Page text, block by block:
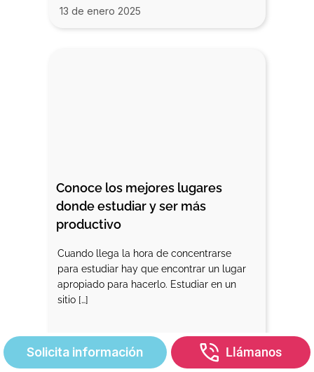
Solicita información Llámanos
13 de enero 2025
Conoce los mejores lugares
donde estudiar y ser más
productivo
Cuando llega la hora de concentrarse
para estudiar hay que encontrar un lugar
apropiado para hacerlo. Estudiar en un
sitio […]
13 de enero 2025